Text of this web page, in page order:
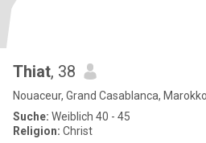
Thiat, 38
Nouaceur, Grand Casablanca, Marokko
Suche: Weiblich 40 - 45
Religion: Christ